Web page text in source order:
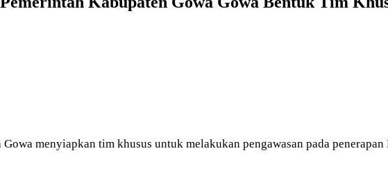
menyiapkan tim khusus untuk melakukan pengawasan pada